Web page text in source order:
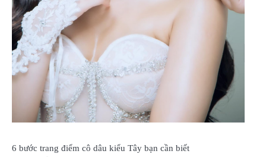
6 bước trang điểm cô dâu kiểu Tây bạn cần biết